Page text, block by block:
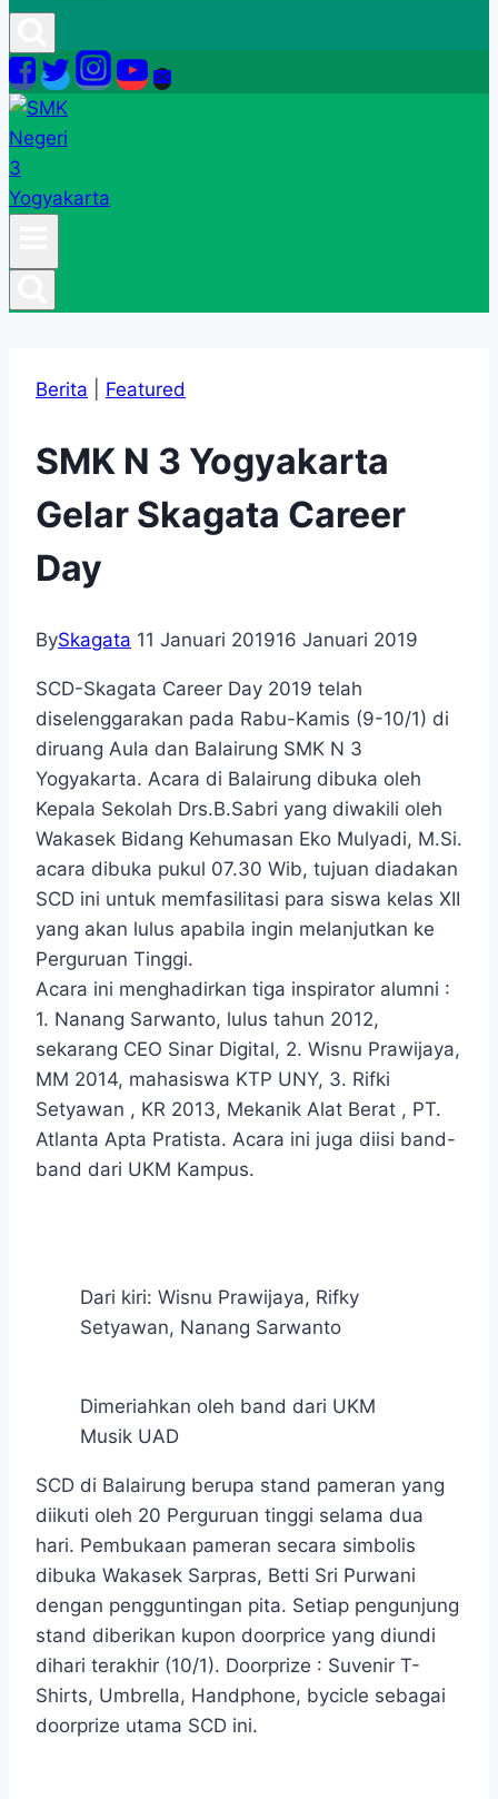
Berita Featured
SMK N 3 Yogyakarta
Gelar Skagata Career
Day
BySkagata 11 Januari 201916 Januari 2019
SCD-Skagata Career Day 2019 telah
diselenggarakan pada Rabu-Kamis (9-10/1) di
diruang Aula dan Balairung SMK N 3
Yogyakarta. Acara di Balairung dibuka oleh
Kepala Sekolah Drs.B.Sabri yang diwakili oleh
Wakasek Bidang Kehumasan Eko Mulyadi, M.Si.
acara dibuka pukul 07.30 Wib, tujuan diadakan
SCD ini untuk memfasilitasi para siswa kelas XII
yang akan lulus apabila ingin melanjutkan ke
Perguruan Tinggi.
Acara ini menghadirkan tiga inspirator alumni :
1. Nanang Sarwanto, lulus tahun 2012,
sekarang CEO Sinar Digital, 2. Wisnu Prawijaya,
MM 2014, mahasiswa KTP UNY, 3. Rifki
Setyawan , KR 2013, Mekanik Alat Berat , PT.
Atlanta Apta Pratista. Acara ini juga diisi band-
band dari UKM Kampus.
Dari kiri: Wisnu Prawijaya, Rifky
Setyawan, Nanang Sarwanto
Dimeriahkan oleh band dari UKM
Musik UAD
SCD di Balairung berupa stand pameran yang
diikuti oleh 20 Perguruan tinggi selama dua
hari. Pembukaan pameran secara simbolis
dibuka Wakasek Sarpras, Betti Sri Purwani
dengan pengguntingan pita. Setiap pengunjung
stand diberikan kupon doorprice yang diundi
dihari terakhir (10/1). Doorprize : Suvenir T-
Shirts, Umbrella, Handphone, bycicle sebagai
doorprize utama SCD ini.